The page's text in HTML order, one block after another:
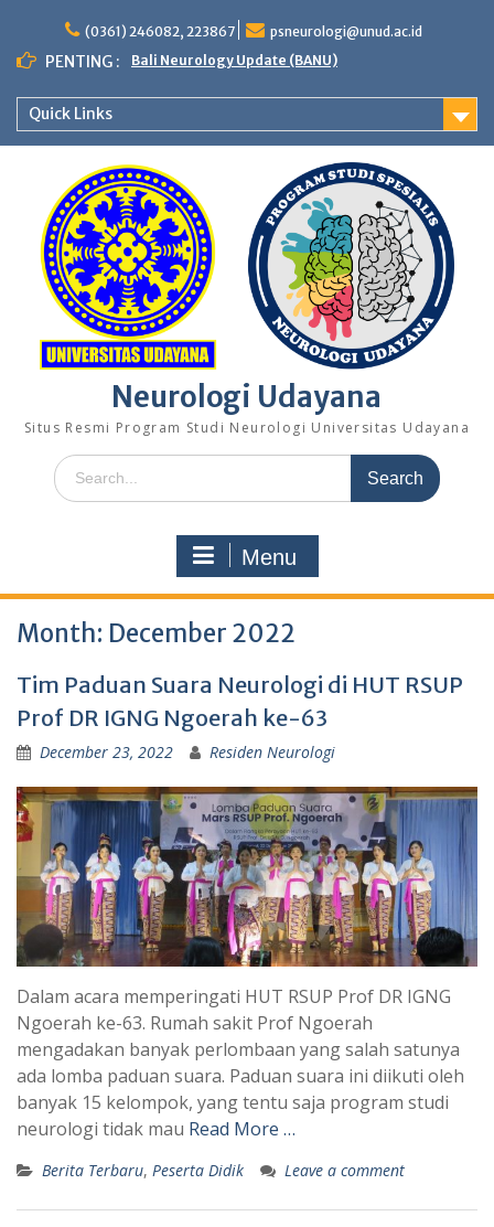
content
(0361) 246082, 223867 psneurologi@unud.ac.id
PENTING : Bali Neurology Update (BANU)
Quick Links
Neurologi Udayana
Situs Resmi Program Studi Neurologi Universitas Udayana
Search
for:
Menu
Month: December 2022
Tim Paduan Suara Neurologi di HUT RSUP
Prof DR IGNG Ngoerah ke-63
December 23, 2022 Residen Neurologi
Dalam acara memperingati HUT RSUP Prof DR IGNG
Ngoerah ke-63. Rumah sakit Prof Ngoerah
mengadakan banyak perlombaan yang salah satunya
ada lomba paduan suara. Paduan suara ini diikuti oleh
banyak 15 kelompok, yang tentu saja program studi
neurologi tidak mau Read More …
Berita Terbaru, Peserta Didik Leave a comment